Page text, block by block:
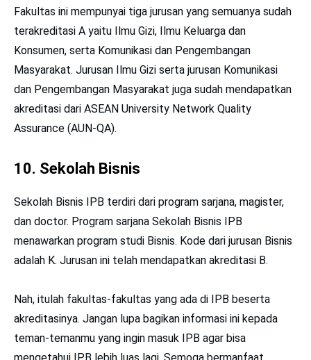
Fakultas ini mempunyai tiga jurusan yang semuanya sudah
terakreditasi A yaitu Ilmu Gizi, Ilmu Keluarga dan
Konsumen, serta Komunikasi dan Pengembangan
Masyarakat. Jurusan Ilmu Gizi serta jurusan Komunikasi
dan Pengembangan Masyarakat juga sudah mendapatkan
akreditasi dari ASEAN University Network Quality
Assurance (AUN-QA).
10. Sekolah Bisnis
Sekolah Bisnis IPB terdiri dari program sarjana, magister,
dan doctor. Program sarjana Sekolah Bisnis IPB
menawarkan program studi Bisnis. Kode dari jurusan Bisnis
adalah K. Jurusan ini telah mendapatkan akreditasi B.
Nah, itulah fakultas-fakultas yang ada di IPB beserta
akreditasinya. Jangan lupa bagikan informasi ini kepada
teman-temanmu yang ingin masuk IPB agar bisa